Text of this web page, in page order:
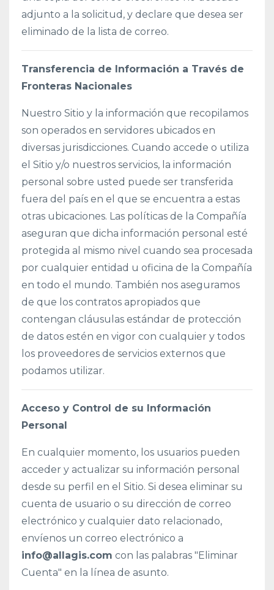
adjunto a la solicitud, y declare que desea ser
eliminado de la lista de correo.
Transferencia de Información a Través de
Fronteras Nacionales
Nuestro Sitio y la información que recopilamos
son operados en servidores ubicados en
diversas jurisdicciones. Cuando accede o utiliza
el Sitio y/o nuestros servicios, la información
personal sobre usted puede ser transferida
fuera del país en el que se encuentra a estas
otras ubicaciones. Las políticas de la Compañía
aseguran que dicha información personal esté
protegida al mismo nivel cuando sea procesada
por cualquier entidad u oficina de la Compañía
en todo el mundo. También nos aseguramos
de que los contratos apropiados que
contengan cláusulas estándar de protección
de datos estén en vigor con cualquier y todos
los proveedores de servicios externos que
podamos utilizar.
Acceso y Control de su Información
Personal
En cualquier momento, los usuarios pueden
acceder y actualizar su información personal
desde su perfil en el Sitio. Si desea eliminar su
cuenta de usuario o su dirección de correo
electrónico y cualquier dato relacionado,
envíenos un correo electrónico a
info@allagis.com con las palabras "Eliminar
Cuenta" en la línea de asunto.